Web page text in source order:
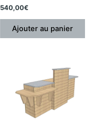
540,00€
Ajouter au panier